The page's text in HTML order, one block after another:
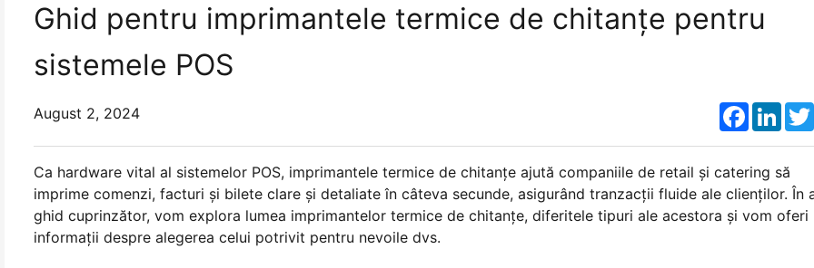
Ghid pentru imprimantele termice de chitanțe pentru
sistemele POS
August 2, 2024 Facebook
Ca hardware vital al sistemelor POS, imprimantele termice de chitanțe ajută companiile de retail și catering să
imprime comenzi, facturi și bilete clare și detaliate în câteva secunde, asigurând tranzacții fluide ale clienților. În
ghid cuprinzător, vom explora lumea imprimantelor termice de chitanțe, diferitele tipuri ale acestora și vom oferi
informații despre alegerea celui potrivit pentru nevoile dvs.